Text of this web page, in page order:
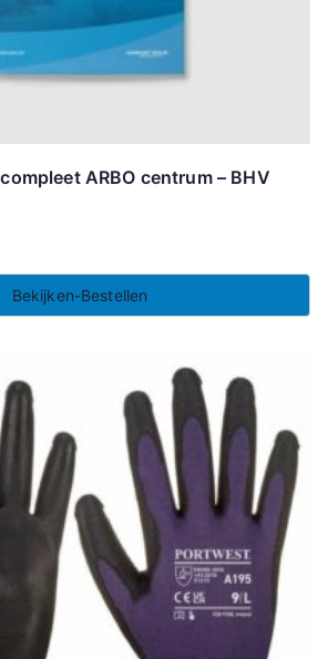
ARBO centrum – BHV
Bekijken-Bestellen